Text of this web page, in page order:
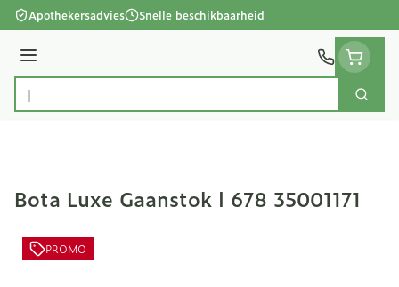
Ga naar de inhoud
Apothekersadvies Snelle beschikbaarheid
Menu
Product, merk, categorie...
Zoek
Bota Luxe Gaanstok l 678 35001171
PROMO